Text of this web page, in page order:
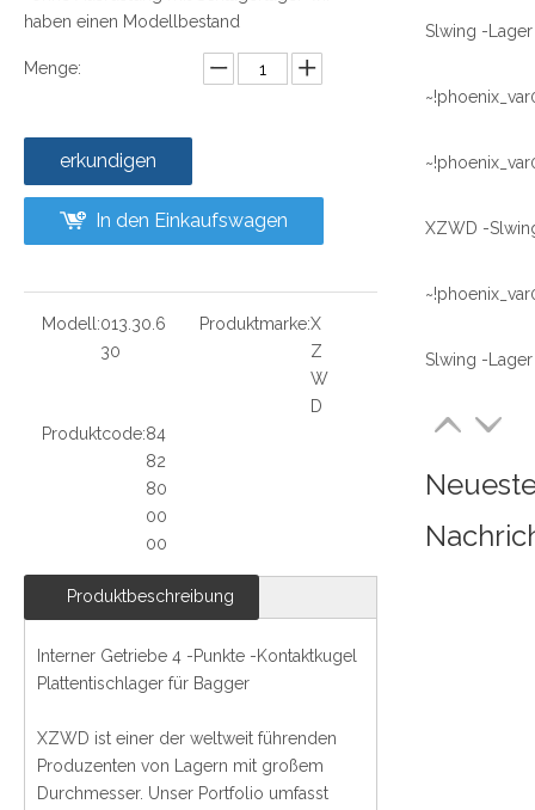
haben einen Modellbestand
Menge:
erkundigen
In den Einkaufswagen
Modell:013.30.6
30
Produktmarke:X
Z
W
D
Produktcode:84
82
80
00
00
Produktbeschreibung
Interner Getriebe 4 -Punkte -Kontaktkugel
Plattentischlager für Bagger
XZWD ist einer der weltweit führenden
Produzenten von Lagern mit großem
Durchmesser. Unser Portfolio umfasst
Slwing -
Slwing -